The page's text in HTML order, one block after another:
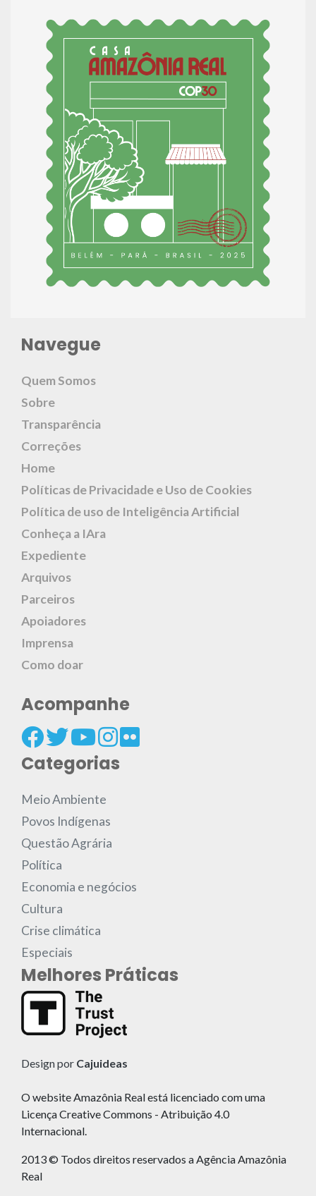
Navegue
Quem Somos
Sobre
Transparência
Correções
Home
Políticas de Privacidade e Uso de Cookies
Política de uso de Inteligência Artificial
Conheça a IAra
Expediente
Arquivos
Parceiros
Apoiadores
Imprensa
Como doar
Acompanhe
Categorias
Meio Ambiente
Povos Indígenas
Questão Agrária
Política
Economia e negócios
Cultura
Crise climática
Especiais
Melhores Práticas
Design por Cajuideas
O website Amazônia Real está licenciado com uma
Licença Creative Commons - Atribuição 4.0
Internacional.
2013 © Todos direitos reservados a Agência Amazônia
Real